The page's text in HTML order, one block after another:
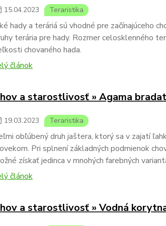
15.04.2023 Teraristika
hady a teráriá sú vhodné pre začínajúceho
terária pre hady. Rozmer celosklenného
chovaného hada.
článok
a starostlivosť » Agama
19.03.2023 Teraristika
obľúbený druh jaštera, ktorý sa v zajatí
Pri splnení základných podmienok
získať jedinca v mnohých farebných
článok
a starostlivosť » Vodná